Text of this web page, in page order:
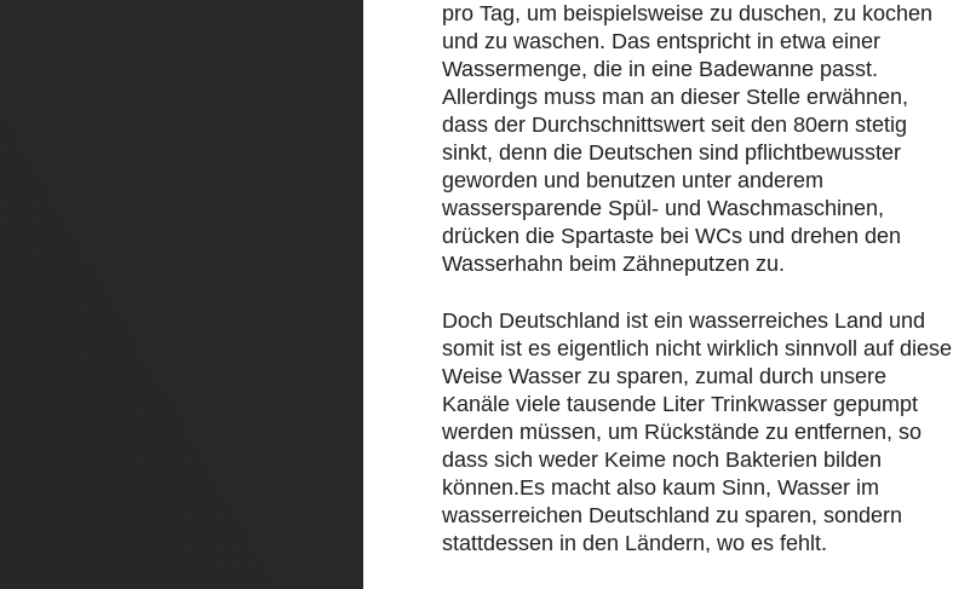
pro Tag, um beispielsweise zu duschen, zu kochen
und zu waschen. Das entspricht in etwa einer
Wassermenge, die in eine Badewanne passt.
Allerdings muss man an dieser Stelle erwähnen,
dass der Durchschnittswert seit den 80ern stetig
sinkt, denn die Deutschen sind pflichtbewusster
geworden und benutzen unter anderem
wassersparende Spül- und Waschmaschinen,
drücken die Spartaste bei WCs und drehen den
Wasserhahn beim Zähneputzen zu.
Doch Deutschland ist ein wasserreiches Land und
somit ist es eigentlich nicht wirklich sinnvoll auf diese
Weise Wasser zu sparen, zumal durch unsere
Kanäle viele tausende Liter Trinkwasser gepumpt
werden müssen, um Rückstände zu entfernen, so
dass sich weder Keime noch Bakterien bilden
können.Es macht also kaum Sinn, Wasser im
wasserreichen Deutschland zu sparen, sondern
stattdessen in den Ländern, wo es fehlt.